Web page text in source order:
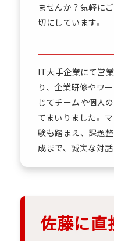
ませんか？気軽に
切にしています。
IT大手企業にて営
り、企業研修やワ
じてチームや個人
てまいりました。
験も踏まえ、課題
成まで、誠実な対
佐藤に直